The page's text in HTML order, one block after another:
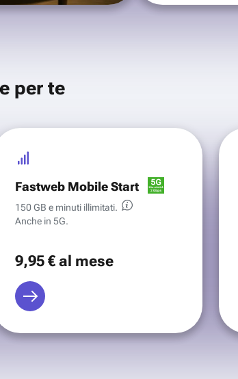
per te
Fastweb Mobile Start
150 GB e minuti illimitati.
Anche in 5G.
9,95 €al mese